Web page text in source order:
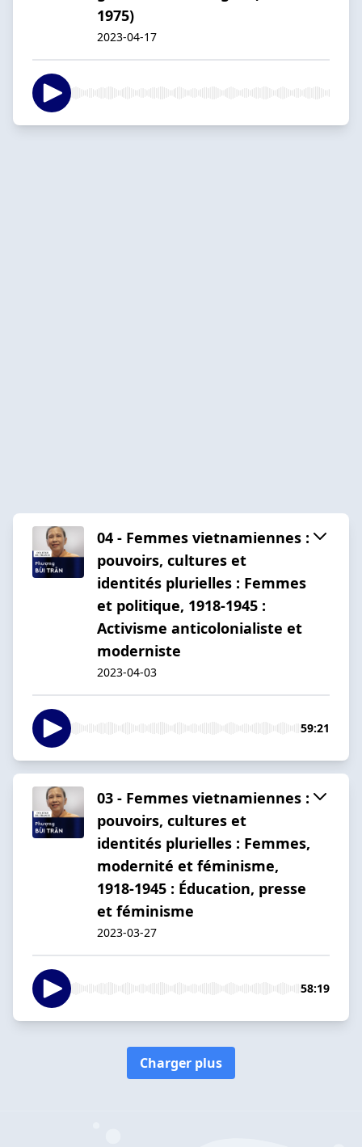
1975)
2023-04-17
04 - Femmes vietnamiennes :
pouvoirs, cultures et
identités plurielles : Femmes
et politique, 1918-1945 :
Activisme anticolonialiste et
moderniste
2023-04-03
59:21
03 - Femmes vietnamiennes :
pouvoirs, cultures et
identités plurielles : Femmes,
modernité et féminisme,
1918-1945 : Éducation, presse
et féminisme
2023-03-27
58:19
Charger plus